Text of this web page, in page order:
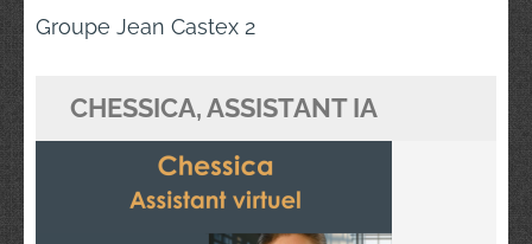
Navigation
l’article
Groupe Jean Castex 2
CHESSICA, ASSISTANT IA